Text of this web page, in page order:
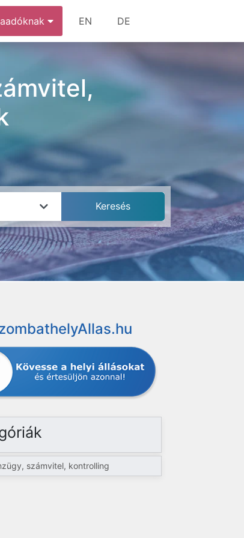
EN DE
számvitel, kontrolling